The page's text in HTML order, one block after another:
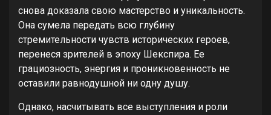
снова доказала свою мастерство и уникальность.
Она сумела передать всю глубину
стремительности чувств исторических героев,
перенеся зрителей в эпоху Шекспира. Ее
грациозность, энергия и проникновенность не
оставили равнодушной ни одну душу.
Однако, насчитывать все выступления и роли